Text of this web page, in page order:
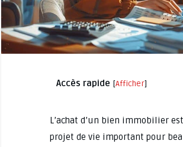
Accès rapide [Afficher]
L’achat d’un bien immobilier
projet de vie important pour